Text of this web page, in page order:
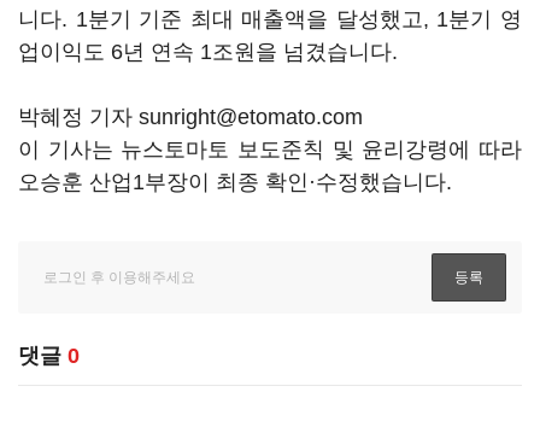
니다. 1분기 기준 최대 매출액을 달성했고, 1분기 영
업이익도 6년 연속 1조원을 넘겼습니다.
박혜정 기자 sunright@etomato.com
이 기사는 뉴스토마토 보도준칙 및 윤리강령에 따라
오승훈 산업1부장이 최종 확인·수정했습니다.
댓글 0